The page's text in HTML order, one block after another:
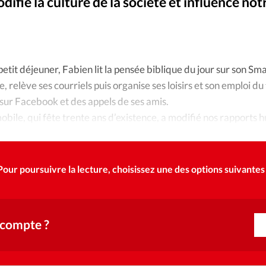
La
Nous
Emploi
déjeuner, Fabien lit la pensée biblique du jour sur son
relève ses courriels puis organise ses loisirs et son emploi
Facebook et des appels de ses amis.
qui fête trente ans d’existence, a modifié nos rapports
poursuivre la lecture, choisissez une des options suivantes
?